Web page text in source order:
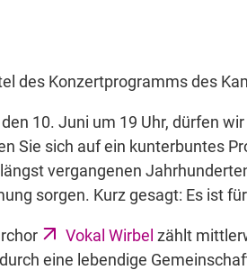
des Konzertprogramms des
10. Juni um 19 Uhr, dürfen
Sie sich auf ein kunterbuntes
vergangenen
sorgen. Kurz gesagt: Es ist
Vokal Wirbel zählt
eine lebendige